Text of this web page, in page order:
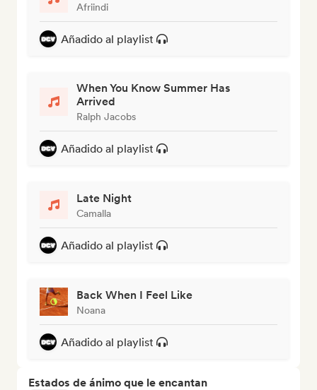
Afriindi
Añadido al playlist
When You Know Summer Has
Arrived
Ralph Jacobs
Añadido al playlist
Late Night
Camalla
Añadido al playlist
Back When I Feel Like
Noana
Añadido al playlist
Estados de ánimo que le encantan